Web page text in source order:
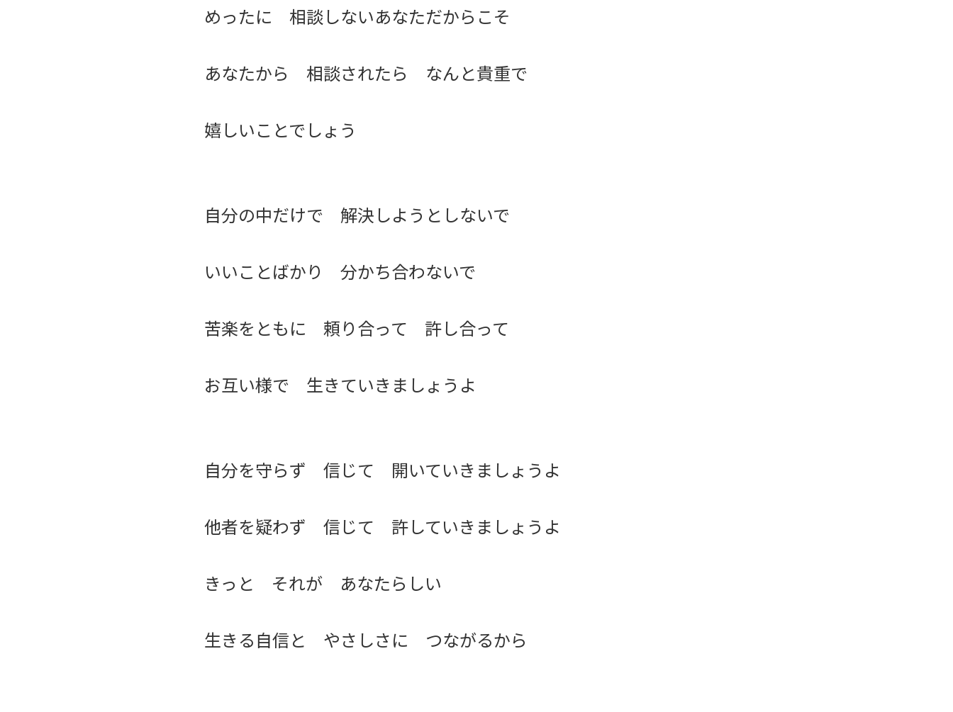
めったに 相談しないあなただからこそ
あなたから 相談されたら なんと貴重で
嬉しいことでしょう
自分の中だけで 解決しようとしないで
いいことばかり 分かち合わないで
苦楽をともに 頼り合って 許し合って
お互い様で 生きていきましょうよ
自分を守らず 信じて 開いていきましょうよ
他者を疑わず 信じて 許していきましょうよ
きっと それが あなたらしい
生きる自信と やさしさに つながるから